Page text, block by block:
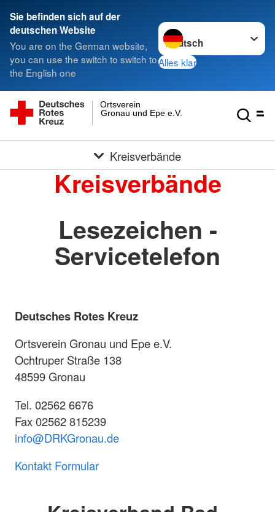
Sie befinden sich auf der
deutschen Website
You are on the German website,
you can use the switch to switch to
the English one
Sprache wechseln zu
Alles klar
Gronau und Epe e.V.
Ortsverein
Kreisverbände
Kreisverbände
Lesezeichen -
Servicetelefon
Deutsches Rotes Kreuz
Ortsverein Gronau und Epe e.V.
Ochtruper Straße 138
48599 Gronau
Tel. 02562 6676
Fax 02562 815239
info@DRKGronau.de
Kontakt Formular